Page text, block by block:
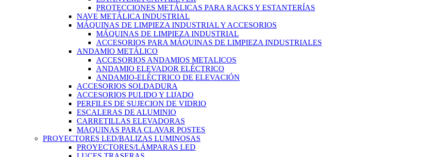
PROTECCIONES METÁLICAS PARA RACKS Y ESTANTERÍAS
NAVE METÁLICA INDUSTRIAL
MÁQUINAS DE LIMPIEZA INDUSTRIAL Y ACCESORIOS
MÁQUINAS DE LIMPIEZA INDUSTRIAL
ACCESORIOS PARA MÁQUINAS DE LIMPIEZA INDUSTRIALES
ANDAMIO METÁLICO
ACCESORIOS ANDAMIOS METALICOS
ANDAMIO ELEVADOR ELÉCTRICO
ANDAMIO-ELÉCTRICO DE ELEVACIÓN
ACCESORIOS SOLDADURA
ACCESORIOS PULIDO Y LIJADO
PERFILES DE SUJECION DE VIDRIO
ESCALERAS DE ALUMINIO
CARRETILLAS ELEVADORAS
MAQUINAS PARA CLAVAR POSTES
PROYECTORES LED/BALIZAS LUMINOSAS
PROYECTORES/LÁMPARAS LED